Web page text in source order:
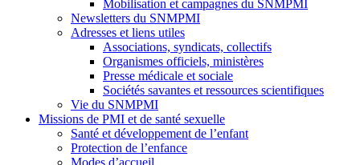
Mobilisation et campagnes du SNMPMI
Newsletters du SNMPMI
Adresses et liens utiles
Associations, syndicats, collectifs
Organismes officiels, ministères
Presse médicale et sociale
Sociétés savantes et ressources scientifiques
Vie du SNMPMI
Missions de PMI et de santé sexuelle
Santé et développement de l’enfant
Protection de l’enfance
Modes d’accueil